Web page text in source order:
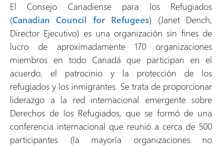
El Consejo Canadiense para los Refugiados
(Canadian Council for Refugees) (Janet Dench,
Director Ejecutivo) es una organización sin fines de
lucro de aproximadamente 170 organizaciones
miembros en todo Canadá que participan en el
acuerdo, el patrocinio y la protección de los
refugiados y los inmigrantes. Se trata de proporcionar
liderazgo a la red internacional emergente sobre
Derechos de los Refugiados, que se formó de una
conferencia internacional que reunió a cerca de 500
participantes (la mayoría organizaciones no